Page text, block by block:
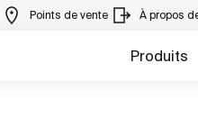
Points de vente À propos
Produits